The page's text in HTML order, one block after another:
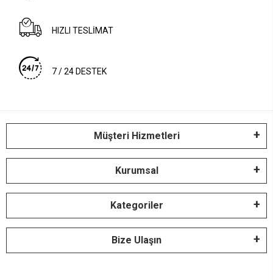
HIZLI TESLİMAT
7 / 24 DESTEK
Müşteri Hizmetleri
Kurumsal
Kategoriler
Bize Ulaşın